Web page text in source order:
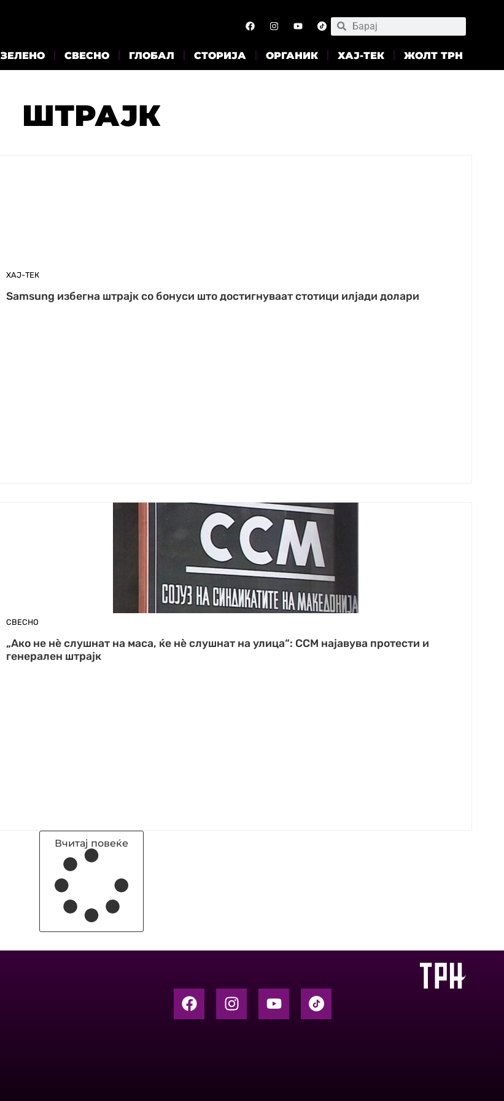
ЗЕЛЕНО СВЕСНО ГЛОБАЛ СТОРИЈА ОРГАНИК ХАЈ-ТЕК ЖОЛТ ТРН
ШТРАЈК
ХАЈ-ТЕК
Samsung избегна штрајк со бонуси што достигнуваат стотици илјади долари
СВЕСНО
„Ако не нè слушнат на маса, ќе нè слушнат на улица“: ССМ најавува протести и
генерален штрајк
Вчитај повеќе